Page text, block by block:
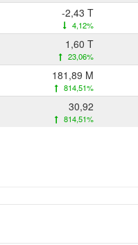
-2,43 T
4,12%
1,60 T
23,06%
181,89 M
814,51%
30,92
814,51%